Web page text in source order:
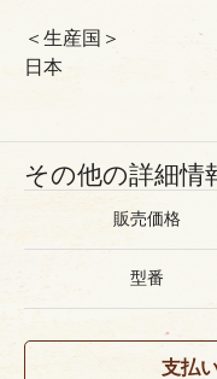
＜生産国＞
日本
その他の詳細情
販売価格
型番
支払